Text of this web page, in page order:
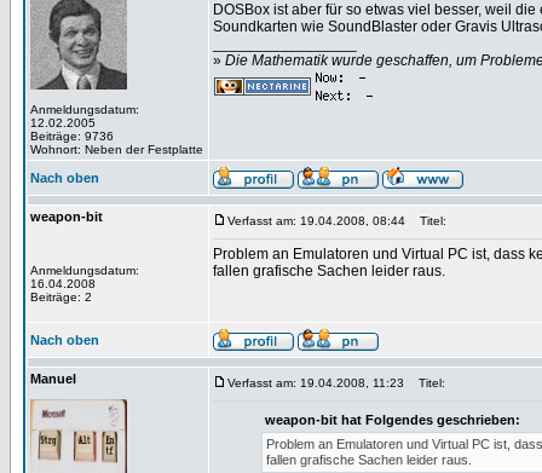
Anmeldungsdatum:
12.02.2005
Beiträge: 9736
Wohnort: Neben der Festplatte
DOSBox ist aber für so etwas viel besser, weil
Soundkarten wie SoundBlaster oder Gravis
» Die Mathematik wurde geschaffen, um
Nach oben
weapon-bit
Anmeldungsdatum:
16.04.2008
Beiträge: 2
Verfasst am: 19.04.2008, 08:44 Titel:
Problem an Emulatoren und Virtual PC ist, dass
fallen grafische Sachen leider raus.
Nach oben
Manuel Verfasst am: 19.04.2008, 11:23 Titel:
weapon-bit hat Folgendes geschrieben:
Problem an Emulatoren und Virtual PC ist,
fallen grafische Sachen leider raus.